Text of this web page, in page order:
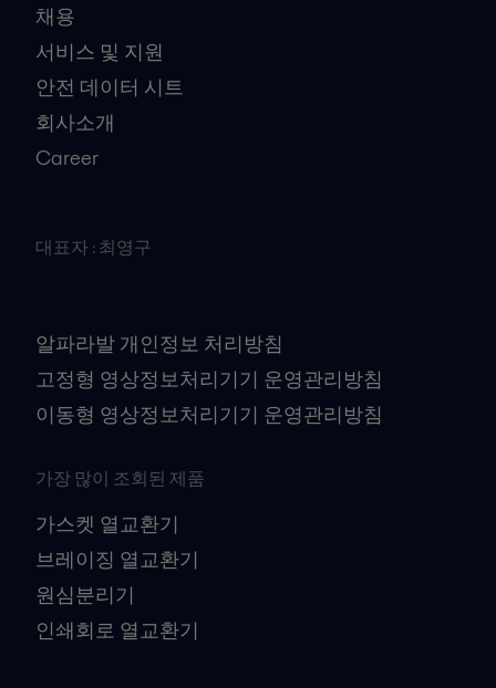
채용
서비스 및 지원
안전 데이터 시트
회사소개
Career
대표자 : 최영구
알파라발 개인정보 처리방침
고정형 영상정보처리기기 운영관리방침
이동형 영상정보처리기기 운영관리방침
가장 많이 조회된 제품
가스켓 열교환기
브레이징 열교환기
원심분리기
인쇄회로 열교환기